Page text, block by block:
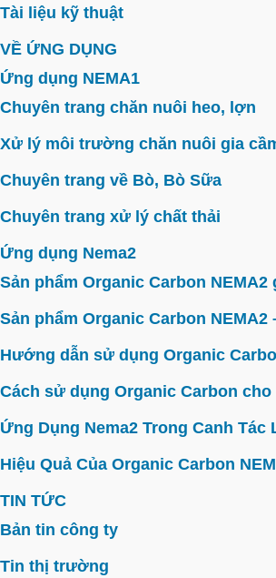
Tài liệu kỹ thuật
VỀ ỨNG DỤNG
Ứng dụng NEMA1
Chuyên trang chăn nuôi heo, lợn
Xử lý môi trường chăn nuôi gia
Chuyên trang về Bò, Bò Sữa
Chuyên trang xử lý chất thải
Ứng dụng Nema2
Sản phẩm Organic Carbon
Sản phẩm Organic Carbon
Hướng dẫn sử dụng Organic
Cách sử dụng Organic Carbon
Ứng Dụng Nema2 Trong Canh
Hiệu Quả Của Organic Carbon
TIN TỨC
Bản tin công ty
Tin thị trường